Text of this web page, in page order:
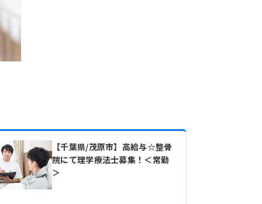
【千葉県/茂原市】高給与☆整骨
院にて理学療法士募集！＜常勤
＞